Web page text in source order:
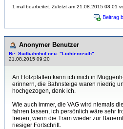
1 mal bearbeitet. Zuletzt am 21.08.2015 08:01
Beitrag
Anonymer Benutzer
Re: Südbahnhof neu: "Lichtenreuth"
21.08.2015 09:20
An Holzplatten kann ich mich in
erinnern, die Bahnsteige waren niedrig
hochgezogen, denk ich.
Wie auch immer, die VAG wird niemals
fahren lassen, ich persönlich wäre sehr
freuen, wenn die Tram wieder zur
riesiger Fortschritt.